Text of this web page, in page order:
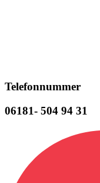
Telefonnummer
06181- 504 94 31